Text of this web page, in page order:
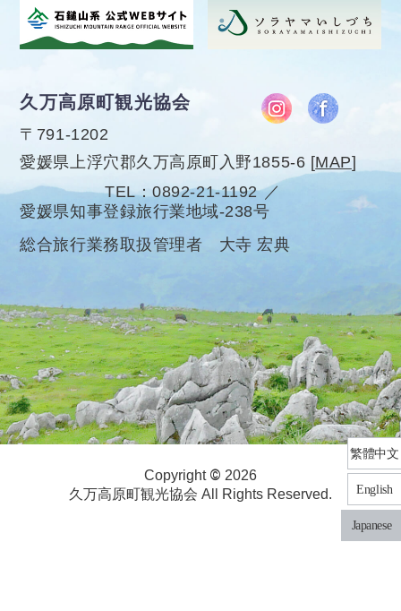
繁體中文
English
Japanese
久万高原町観光協会
〒791-1202
愛媛県上浮穴郡久万高原町入野1855-6 [MAP]
TEL
0892-21-1192
愛媛県知事登録旅行業地域-238号
総合旅行業務取扱管理者 大寺 宏典
Copyright © 2026
久万高原町観光協会 All Rights Reserved.